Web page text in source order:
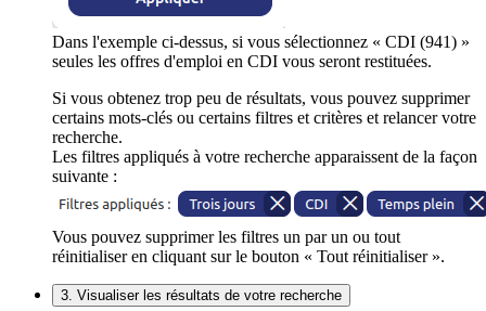
Dans l'exemple ci-dessus, si vous sélectionnez « CDI (941) »
seules les offres d'emploi en CDI vous seront restituées.
Si vous obtenez trop peu de résultats, vous pouvez supprimer
certains mots-clés ou certains filtres et critères et relancer votre
recherche.
Les filtres appliqués à votre recherche apparaissent de la façon
suivante :
Vous pouvez supprimer les filtres un par un ou tout
réinitialiser en cliquant sur le bouton « Tout réinitialiser ».
3. Visualiser les résultats de votre recherche